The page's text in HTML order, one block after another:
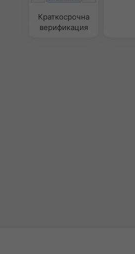
Краткосрочна
верификация